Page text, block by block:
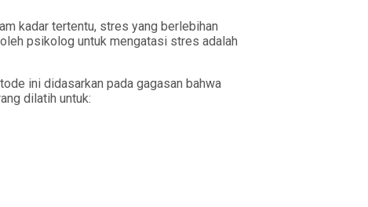
kadar tertentu, stres yang berlebihan
psikolog untuk mengatasi stres adalah
ini didasarkan pada gagasan bahwa
dilatih untuk: